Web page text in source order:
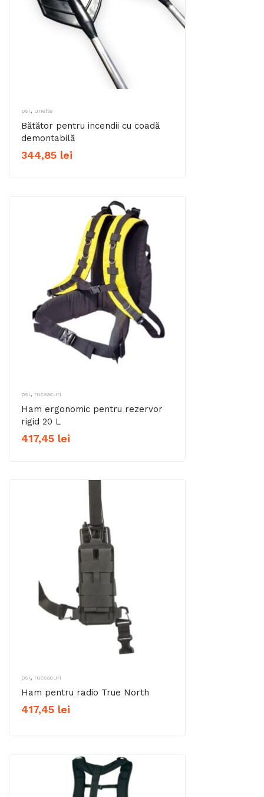
psi, unelte
Bătător pentru incendii cu coadă
demontabilă
344,85 lei
psi, rucsacuri
Ham ergonomic pentru rezervor
rigid 20 L
417,45 lei
psi, rucsacuri
Ham pentru radio True North
417,45 lei